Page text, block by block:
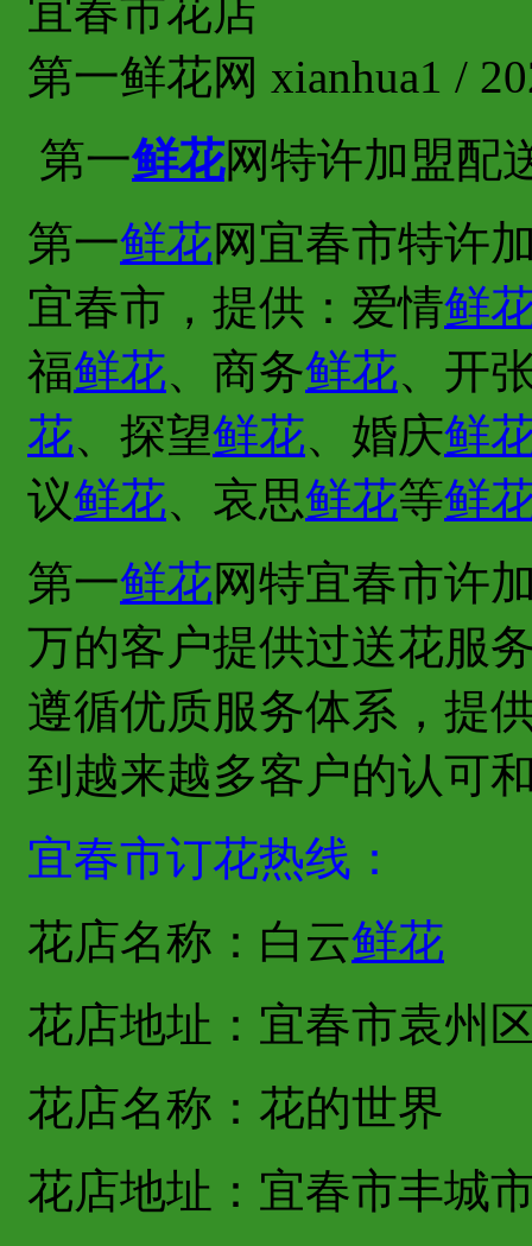
宜春市花店
第一鲜花网 xianhua1 /
第一鲜花网特许加盟
第一鲜花网宜春市特许
宜春市，提供：爱情鲜
福鲜花、商务鲜花、开
花、探望鲜花、婚庆鲜
议鲜花、哀思鲜花等鲜
第一鲜花网特宜春市许
万的客户提供过送花服
遵循优质服务体系，提
到越来越多客户的认可
宜春市订花热线：
花店名称：白云鲜花
花店地址：宜春市袁州
花店名称：花的世界
花店地址：宜春市丰城